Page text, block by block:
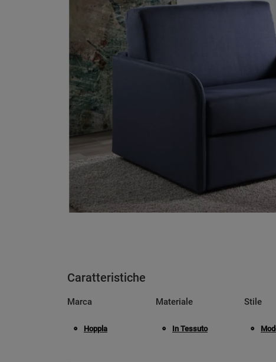
Caratteristiche
Marca
Hoppla
Materiale
In Tessuto
Stile